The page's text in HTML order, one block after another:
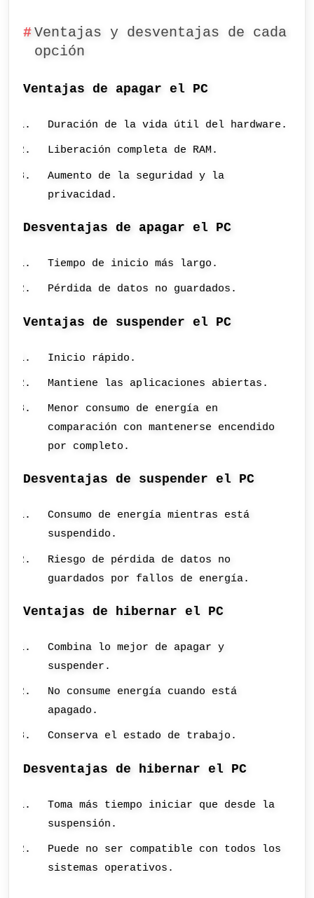
Ventajas y desventajas de cada
opción
Ventajas de apagar el PC
Duración de la vida útil del hardware.
Liberación completa de RAM.
Aumento de la seguridad y la
privacidad.
Desventajas de apagar el PC
Tiempo de inicio más largo.
Pérdida de datos no guardados.
Ventajas de suspender el PC
Inicio rápido.
Mantiene las aplicaciones abiertas.
Menor consumo de energía en
comparación con mantenerse encendido
por completo.
Desventajas de suspender el PC
Consumo de energía mientras está
suspendido.
Riesgo de pérdida de datos no
guardados por fallos de energía.
Ventajas de hibernar el PC
Combina lo mejor de apagar y
suspender.
No consume energía cuando está
apagado.
Conserva el estado de trabajo.
Desventajas de hibernar el PC
Toma más tiempo iniciar que desde la
suspensión.
Puede no ser compatible con todos los
sistemas operativos.